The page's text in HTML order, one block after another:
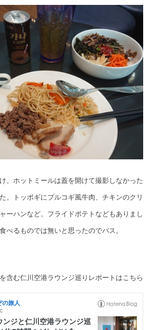
。ホットミールは蓋を開けて撮影しなかった
。トッポギにプルコギ風牛肉、チキンのクリ
ーハンなど。フライドポテトなどもありまし
べるものでは無いと思ったのでパス。
含む仁川空港ラウンジ巡りレポートはこちら